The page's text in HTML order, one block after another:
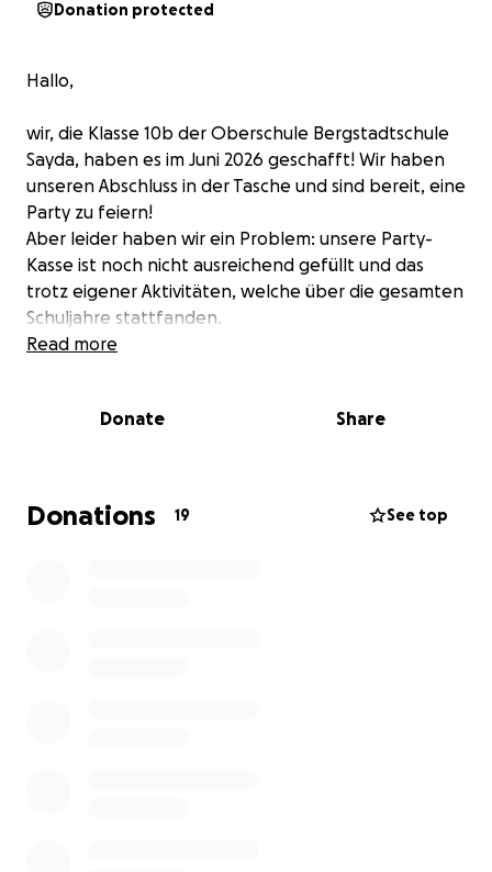
Donation protected
Hallo,
wir, die Klasse 10b der Oberschule Bergstadtschule
Sayda, haben es im Juni 2026 geschafft! Wir haben
unseren Abschluss in der Tasche und sind bereit, eine
Party zu feiern!
Aber leider haben wir ein Problem: unsere Party-
Kasse ist noch nicht ausreichend gefüllt und das
trotz eigener Aktivitäten, welche über die gesamten
Schuljahre stattfanden.
Wir wollen tanzen, lachen und uns feiern - aber
Warum solltet ihr spenden?
Read more
Donate Share
Donations 19 See top